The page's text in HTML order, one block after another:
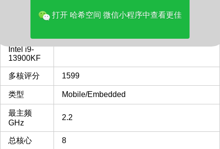
13900KF
Intel i9-
13900KF
多核评分 1599
类型 Mobile/Embedded
最主频
GHz
2.2
总核心 8
打开 哈希空间 微信小程序中查看更佳